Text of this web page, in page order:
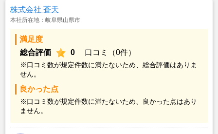
も空き家の状態で不動産を残しておけないと考えて売却
を決めた。
株式会社 蒼天
本社所在地：岐阜県山県市
満足度
総合評価
0 口コミ（0件）
※口コミ数が規定件数に満たないため、総合評価はありま
せん。
良かった点
※口コミ数が規定件数に満たないため、良かった点はあり
ません。